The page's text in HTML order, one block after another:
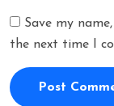
Save my
the next time I